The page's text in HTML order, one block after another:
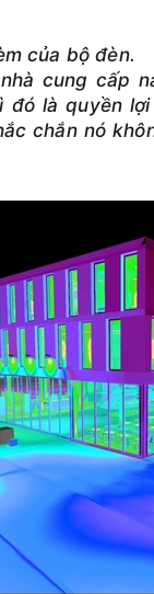
của bộ đèn.
cung cấp
đó là quyền
chắn nó